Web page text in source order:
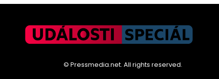
© Pressmedia.net. All rights reserved.